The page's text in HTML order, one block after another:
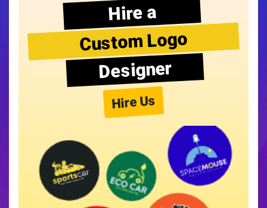
Hire a
Custom Logo
Designer
Hire Us